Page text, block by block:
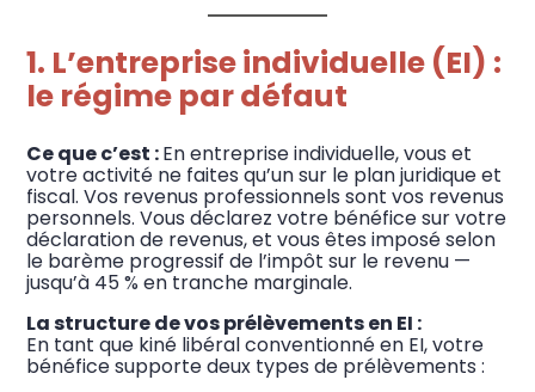
1. L’entreprise individuelle (EI) :
le régime par défaut
Ce que c’est :En entreprise individuelle, vous et
votre activité ne faites qu’un sur le plan juridique et
fiscal. Vos revenus professionnels sont vos revenus
personnels. Vous déclarez votre bénéfice sur votre
déclaration de revenus, et vous êtes imposé selon
le barème progressif de l’impôt sur le revenu —
jusqu’à 45 % en tranche marginale.
La structure de vos prélèvements en EI :
En tant que kiné libéral conventionné en EI, votre
bénéfice supporte deux types de prélèvements :